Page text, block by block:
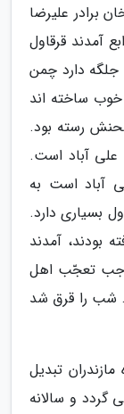
برادر علیرضا
آمدند قرقاول
جلگه دارد چمن
ساخته اند
رسته بود.
آباد است.
است به
بسیاری دارد.
بودند، آمدند
تعجّب اهل
شب را قرق شد
تبدیل
گردد و سالانه